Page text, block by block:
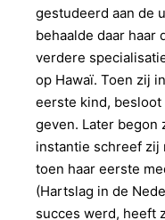
gestudeerd aan de
behaalde daar haar
verdere
op Hawaï. Toen zij
eerste kind,
geven. Later begon
instantie schreef zij
toen haar eerste
(Hartslag in de
succes werd, heeft